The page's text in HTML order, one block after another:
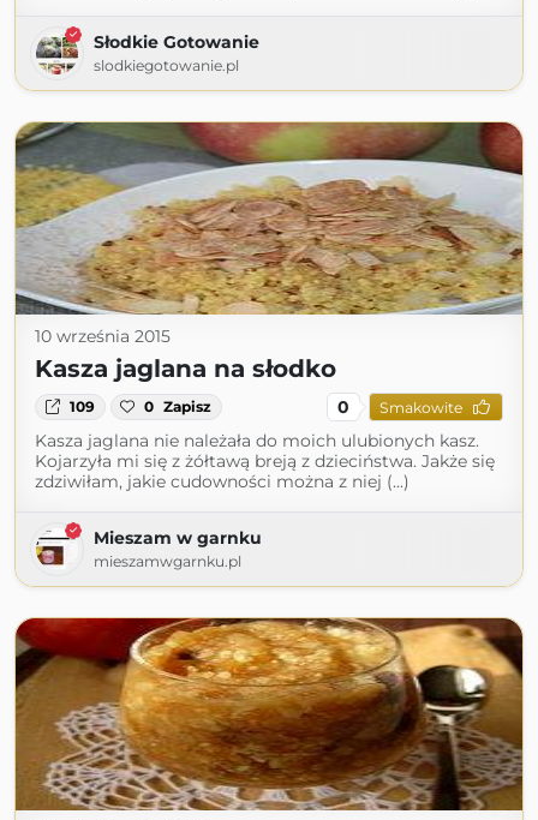
Słodkie Gotowanie
slodkiegotowanie.pl
10 września 2015
Kasza jaglana na słodko
109 0 Zapisz 0 Smakowite
Kasza jaglana nie należała do moich ulubionych kasz.
Kojarzyła mi się z żółtawą breją z dzieciństwa. Jakże się
zdziwiłam, jakie cudowności można z niej (...)
Mieszam w garnku
mieszamwgarnku.pl